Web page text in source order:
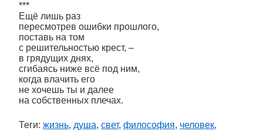
***
Ещё лишь раз
пересмотрев ошибки прошлого,
поставь на том
с решительностью крест, –
в грядущих днях,
сгибаясь ниже всё под ним,
когда влачить его
не хочешь ты и далее
на собственных плечах.
Теги: жизнь, душа, свет, философия, человек,